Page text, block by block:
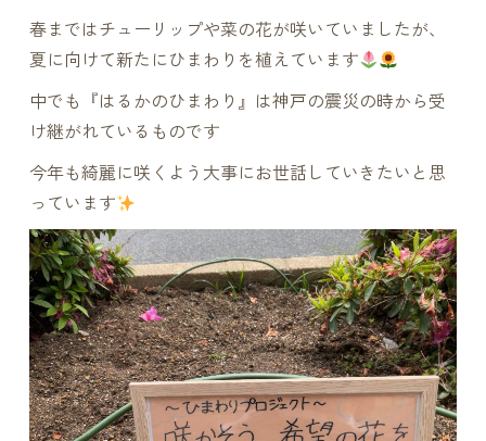
春まではチューリップや菜の花が咲いていましたが、
夏に向けて新たにひまわりを植えています
中でも『はるかのひまわり』は神戸の震災の時から受
け継がれているものです
今年も綺麗に咲くよう大事にお世話していきたいと思
っています